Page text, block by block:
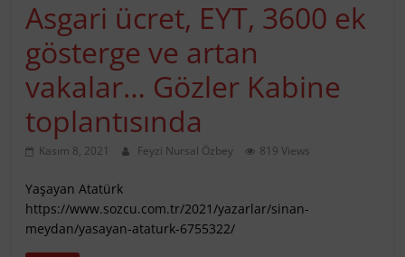
Asgari ücret, EYT, 3600 ek
gösterge ve artan
vakalar… Gözler Kabine
toplantısında
Kasım 8, 2021 Feyzi Nursal Özbey 819 Views
Yaşayan Atatürk
https://www.sozcu.com.tr/2021/yazarlar/sinan-
meydan/yasayan-ataturk-6755322/